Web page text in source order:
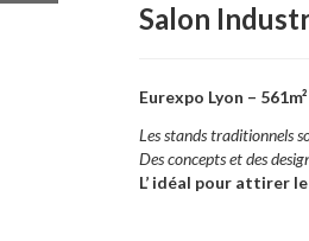
Salon
Eurexpo Lyon – 561m²
Les stands traditionnels
Des concepts et des
L’ idéal pour attirer